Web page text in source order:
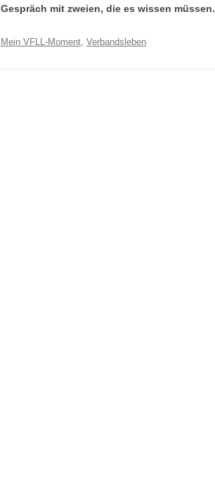
Gespräch mit zweien, die es wissen müssen.
Mein VFLL-Moment, Verbandsleben